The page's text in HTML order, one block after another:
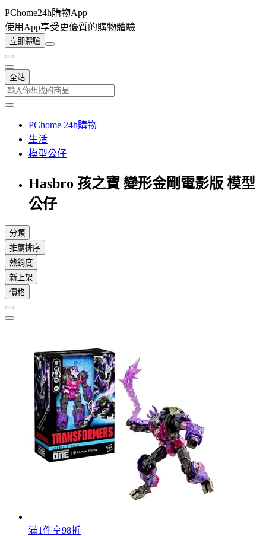
PChome24h購物App
使用App享受更優質的購物體驗
立即體驗
全站
PChome 24h購物
生活
模型公仔
Hasbro 孩之寶 變形金剛電影版 模型
公仔
分類
推薦排序
熱銷度
新上架
價格
滿1件享98折